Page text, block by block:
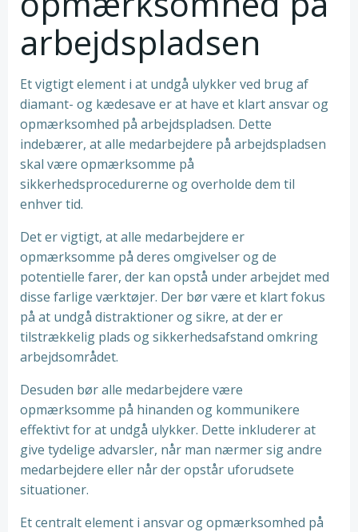
arbejdspladsen
Et vigtigt element i at undgå ulykker ved brug af
diamant- og kædesave er at have et klart ansvar og
opmærksomhed på arbejdspladsen. Dette
indebærer, at alle medarbejdere på arbejdspladsen
skal være opmærksomme på
sikkerhedsprocedurerne og overholde dem til
enhver tid.
Det er vigtigt, at alle medarbejdere er
opmærksomme på deres omgivelser og de
potentielle farer, der kan opstå under arbejdet med
disse farlige værktøjer. Der bør være et klart fokus
på at undgå distraktioner og sikre, at der er
tilstrækkelig plads og sikkerhedsafstand omkring
arbejdsområdet.
Desuden bør alle medarbejdere være
opmærksomme på hinanden og kommunikere
effektivt for at undgå ulykker. Dette inkluderer at
give tydelige advarsler, når man nærmer sig andre
medarbejdere eller når der opstår uforudsete
situationer.
Et centralt element i ansvar og opmærksomhed på